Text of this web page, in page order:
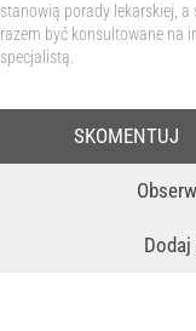
stanowią porady lekarskiej,
razem być konsultowane na
specjalistą.
SKOMENTUJ